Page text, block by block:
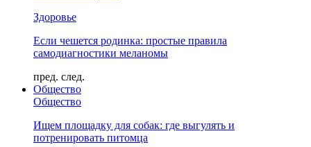
Здоровье
Если чешется родинка: простые правила
самодиагностики меланомы
пред. след.
Общество
Общество
Ищем площадку для собак: где выгулять и
потренировать питомца